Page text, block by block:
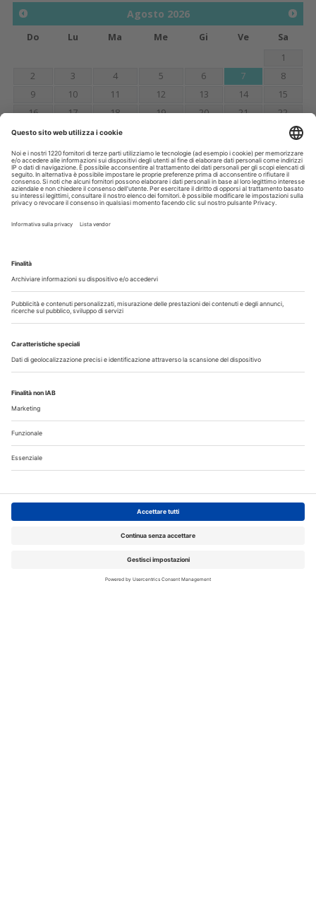
Agosto 2026
Do Lu Ma Me Gi Ve
Sa
1
2
3 4 5 6 7
8
9
10 11 12 13 14
15
16
17 18 19 20 21
22
23
24 25
30
31
Annunci
OFFRO
31 Luglio 2026
Cercasi ASO per studio sito a Mozzate
30 Luglio 2026
Cercasi assistente alla poltrona in Cusago
30 Luglio 2026
Pistoia - studio cerca segretaria
Altro...